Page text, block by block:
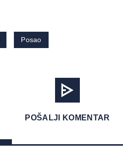
Posao
POŠALJI KOMENTAR